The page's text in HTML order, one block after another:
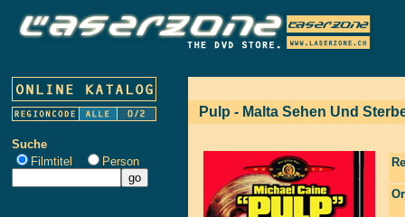
Suche
Filmtitel
Person
Pulp - Malta Sehen Und